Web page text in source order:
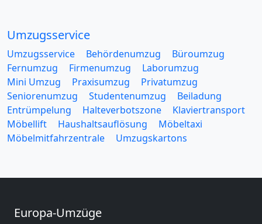
Umzugsservice
Umzugsservice Behördenumzug
Büroumzug
Fernumzug
Firmenumzug
Laborumzug
Mini Umzug
Praxisumzug
Privatumzug
Seniorenumzug
Studentenumzug
Beiladung
Entrümpelung
Halteverbotszone
Klaviertransport
Möbellift
Haushaltsauflösung
Möbeltaxi
Möbelmitfahrzentrale
Umzugskartons
Europa-Umzüge